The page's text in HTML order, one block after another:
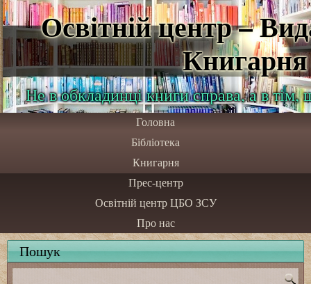
Освітній центр –
Книгарня
Не в обкладинці книги справа, а в
Головна
Бібліотека
Книгарня
Прес-центр
Освітній центр ЦБО ЗСУ
Про нас
Пошук